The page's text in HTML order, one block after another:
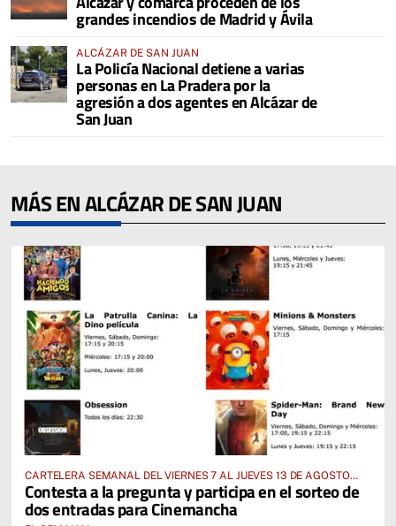
grandes incendios de Madrid y Ávila
ALCÁZAR DE SAN JUAN
La Policía Nacional detiene a varias
personas en La Pradera por la
agresión a dos agentes en Alcázar de
San Juan
MÁS EN ALCÁZAR DE SAN JUAN
CARTELERA SEMANAL DEL VIERNES 7 AL JUEVES 13 DE AGOSTO
2026
Contesta a la pregunta y participa en el sorteo de
dos entradas para Cinemancha